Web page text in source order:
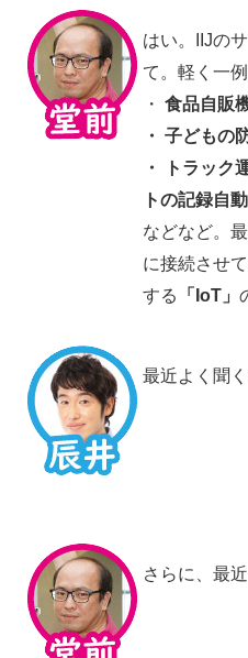
はい。IIJの
て。軽く一
・ 食品自販
・ 子どもの
・ トラック
トの記録自動
などなど。
に接続させ
する
「IoT」
最近よく聞
さらに、最